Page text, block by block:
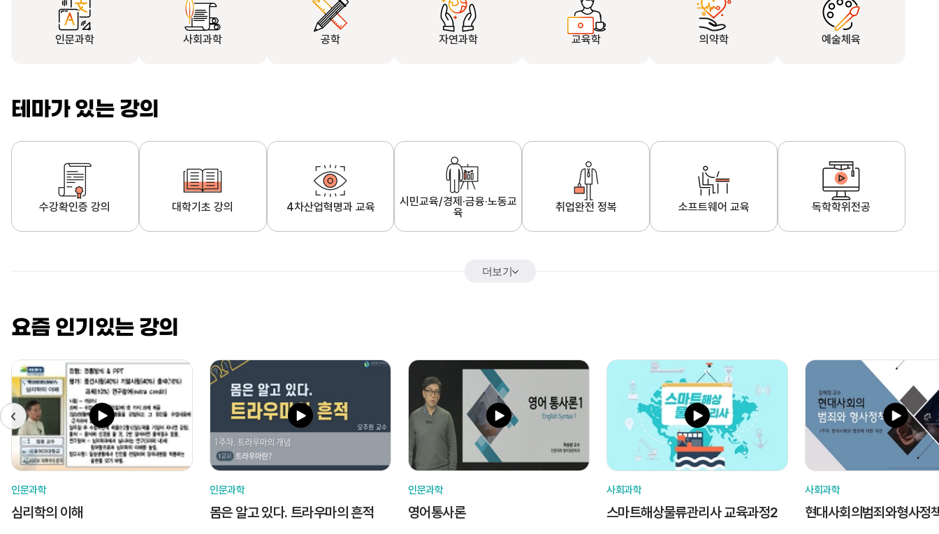
인문과학 사회과학 공학 자연과학 교육학 의약학 예술체육
테마가 있는 강의
수강확인증 강의 대학기초 강의 4차산업혁명과 교육
시민교육/경제·금융·노동교
육
취업완전 정복 소프트웨어 교육 독학학위전공
더보기
요즘 인기있는 강의
인문과학
심리학의 이해
인문과학
몸은 알고 있다. 트라우마의 흔적
인문과학
영어통사론
사회과학
스마트해상물류관리사 교육과정2
사회과학
현대사회의범죄와형사정